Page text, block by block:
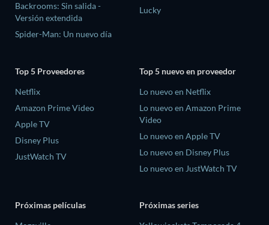
Backrooms: Sin salida -
Versión extendida
Spider-Man: Un nuevo día
Lucky
Top 5 Proveedores
Netflix
Amazon Prime Video
Apple TV
Disney Plus
JustWatch TV
Top 5 nuevo en proveedor
Lo nuevo en Netflix
Lo nuevo en Amazon Prime
Video
Lo nuevo en Apple TV
Lo nuevo en Disney Plus
Lo nuevo en JustWatch TV
Próximas películas
Próximas series